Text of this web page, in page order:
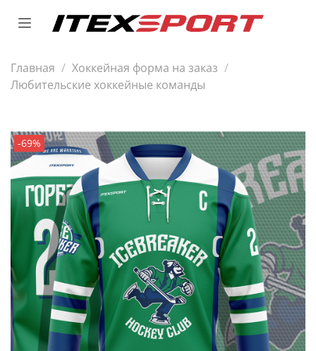
Главная
Хоккейная форма на заказ
Любительские хоккейные команды
-69%